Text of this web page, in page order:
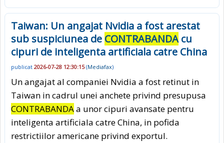
Taiwan: Un angajat Nvidia a fost arestat
sub suspiciunea de CONTRABANDAcu
cipuri de inteligenta artificiala catre China
publicat 2026-07-28 12:30:15(Mediafax)
Un angajat al companiei Nvidia a fost retinut in
Taiwan in cadrul unei anchete privind presupusa
CONTRABANDAa unor cipuri avansate pentru
inteligenta artificiala catre China, in pofida
restrictiilor americane privind exportul.